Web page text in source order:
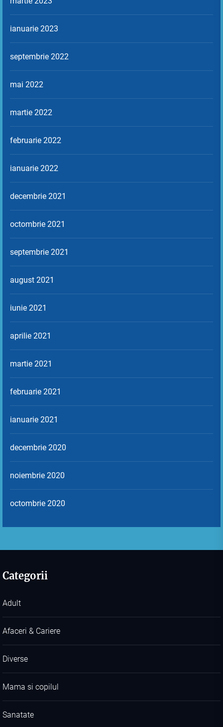
ianuarie 2023
septembrie 2022
mai 2022
martie 2022
februarie 2022
ianuarie 2022
decembrie 2021
octombrie 2021
septembrie 2021
august 2021
iunie 2021
aprilie 2021
martie 2021
februarie 2021
ianuarie 2021
decembrie 2020
noiembrie 2020
octombrie 2020
Categorii
Adult
Afaceri & Cariere
Diverse
Mama si copilul
Sanatate